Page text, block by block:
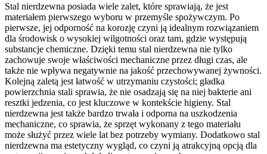
Stal nierdzewna posiada wiele zalet, które sprawiają, że jest
materiałem pierwszego wyboru w przemyśle spożywczym. Po
pierwsze, jej odporność na korozję czyni ją idealnym rozwiązaniem
dla środowisk o wysokiej wilgotności oraz tam, gdzie występują
substancje chemiczne. Dzięki temu stal nierdzewna nie tylko
zachowuje swoje właściwości mechaniczne przez długi czas, ale
także nie wpływa negatywnie na jakość przechowywanej żywności.
Kolejną zaletą jest łatwość w utrzymaniu czystości; gładka
powierzchnia stali sprawia, że nie osadzają się na niej bakterie ani
resztki jedzenia, co jest kluczowe w kontekście higieny. Stal
nierdzewna jest także bardzo trwała i odporna na uszkodzenia
mechaniczne, co sprawia, że sprzęt wykonany z tego materiału
może służyć przez wiele lat bez potrzeby wymiany. Dodatkowo stal
nierdzewna ma estetyczny wygląd, co czyni ją atrakcyjną opcją dla